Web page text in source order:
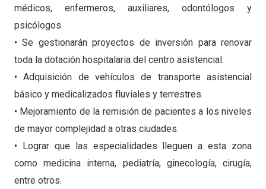
médicos, enfermeros, auxiliares, odontólogos y
psicólogos.
• Se gestionarán proyectos de inversión para renovar
toda la dotación hospitalaria del centro asistencial.
• Adquisición de vehículos de transporte asistencial
básico y medicalizados fluviales y terrestres.
• Mejoramiento de la remisión de pacientes a los niveles
de mayor complejidad a otras ciudades.
• Lograr que las especialidades lleguen a esta zona
como medicina interna, pediatría, ginecología, cirugía,
entre otros.